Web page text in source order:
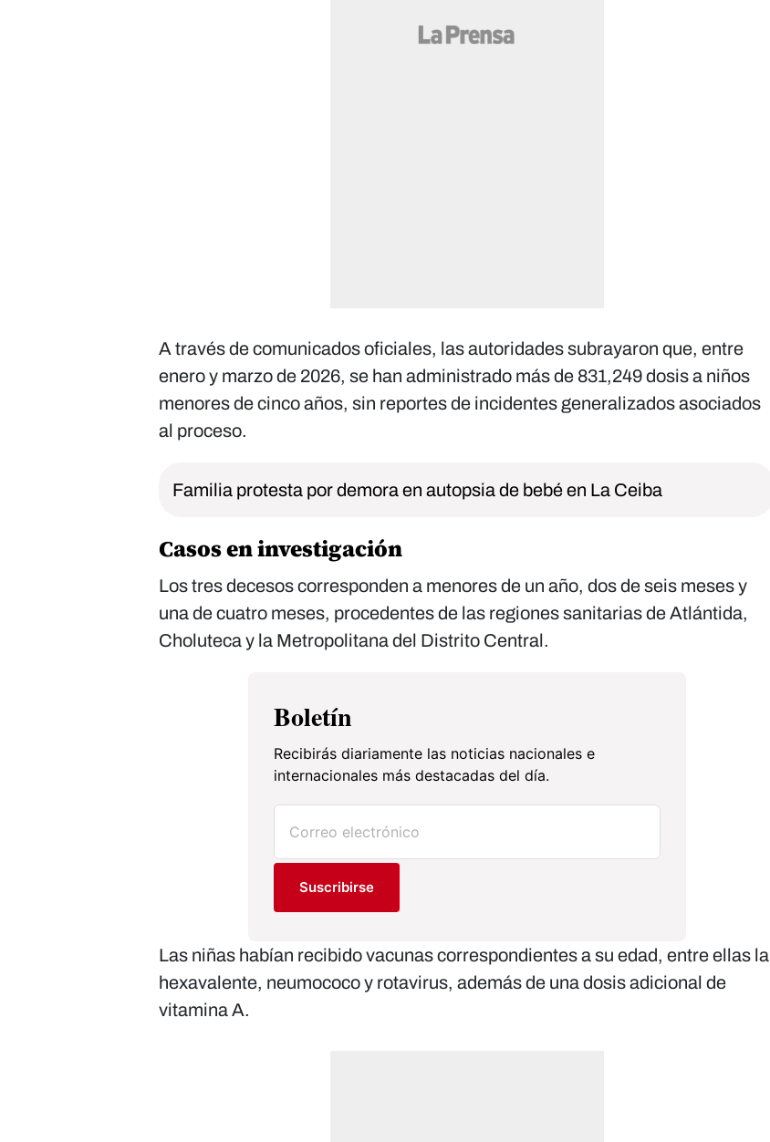
A través de comunicados oficiales, las autoridades subrayaron que, entre
enero y marzo de 2026, se han administrado más de 831,249 dosis a niños
menores de cinco años, sin reportes de incidentes generalizados asociados
al proceso.
Familia protesta por demora en autopsia de bebé en La Ceiba
Casos en investigación
Los tres decesos corresponden a menores de un año, dos de seis meses y
una de cuatro meses, procedentes de las regiones sanitarias de Atlántida,
Choluteca y la Metropolitana del Distrito Central.
Boletín
Recibirás diariamente las noticias nacionales e
internacionales más destacadas del día.
Suscribirse
Las niñas habían recibido vacunas correspondientes a su edad, entre ellas la
hexavalente, neumococo y rotavirus, además de una dosis adicional de
vitamina A.